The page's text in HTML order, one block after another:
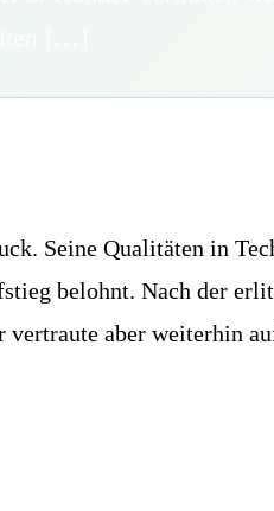
Seine Qualitäten in
belohnt. Nach der
aber weiterhin